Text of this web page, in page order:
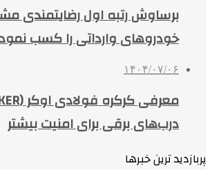
برساوش رتبه اول رضایتمندی
خودروهای وارداتی را کسب
۱۴۰۴/۰۷/۰۶
درب‌های برقی برای امنیت بیشتر
پربازدید ترین خبرها